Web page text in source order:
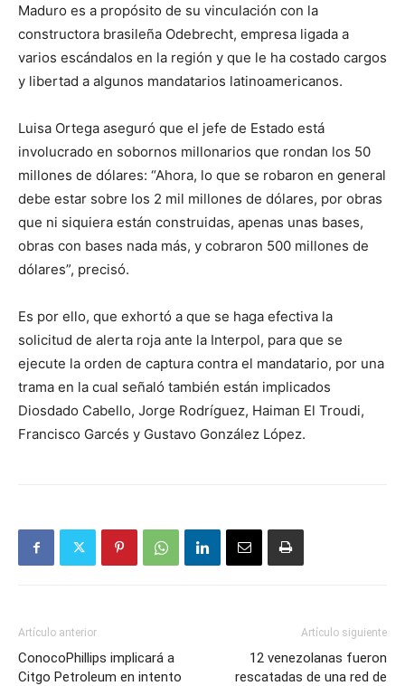
Maduro es a propósito de su vinculación con la
constructora brasileña Odebrecht, empresa ligada a
varios escándalos en la región y que le ha costado cargos
y libertad a algunos mandatarios latinoamericanos.
Luisa Ortega aseguró que el jefe de Estado está
involucrado en sobornos millonarios que rondan los 50
millones de dólares: “Ahora, lo que se robaron en general
debe estar sobre los 2 mil millones de dólares, por obras
que ni siquiera están construidas, apenas unas bases,
obras con bases nada más, y cobraron 500 millones de
dólares”, precisó.
Es por ello, que exhortó a que se haga efectiva la
solicitud de alerta roja ante la Interpol, para que se
ejecute la orden de captura contra el mandatario, por una
trama en la cual señaló también están implicados
Diosdado Cabello, Jorge Rodríguez, Haiman El Troudi,
Francisco Garcés y Gustavo González López.
Artículo anterior
ConocoPhillips implicará a
Citgo Petroleum en intento
Artículo siguiente
12 venezolanas fueron
rescatadas de una red de